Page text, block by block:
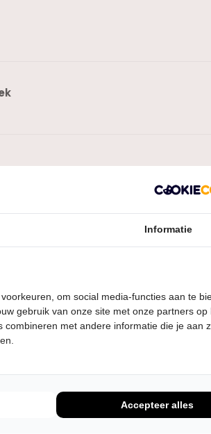
Informatie
om social media-functies aan te
gebruik van onze site met onze partners op
met andere informatie die je aan
Accepteer alles